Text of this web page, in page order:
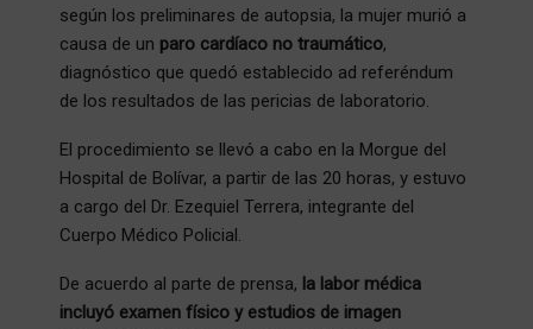
según los preliminares de autopsia, la mujer murió a
causa de un paro cardíaco no traumático,
diagnóstico que quedó establecido ad referéndum
de los resultados de las pericias de laboratorio.
El procedimiento se llevó a cabo en la Morgue del
Hospital de Bolívar, a partir de las 20 horas, y estuvo
a cargo del Dr. Ezequiel Terrera, integrante del
Cuerpo Médico Policial.
De acuerdo al parte de prensa, la labor médica
incluyó examen físico y estudios de imagen